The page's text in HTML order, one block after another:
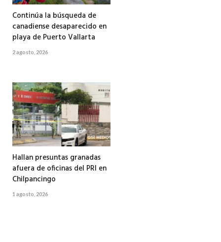
Continúa la búsqueda de
canadiense desaparecido en
playa de Puerto Vallarta
2 agosto, 2026
Hallan presuntas granadas
afuera de oficinas del PRI en
Chilpancingo
1 agosto, 2026